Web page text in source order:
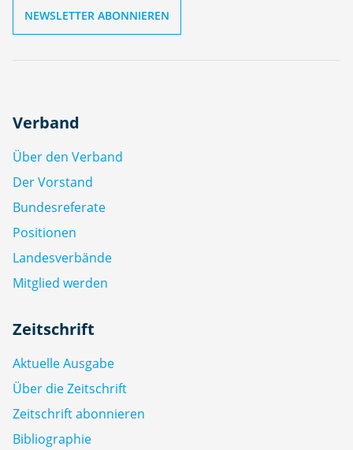
Verband
Über den Verband
Der Vorstand
Bundesreferate
Positionen
Landesverbände
Mitglied werden
Zeitschrift
Aktuelle Ausgabe
Über die Zeitschrift
Zeitschrift abonnieren
Bibliographie